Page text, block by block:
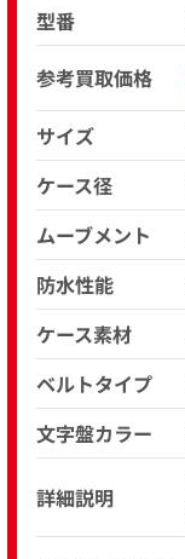
型番
参考買取価格
サイズ
ケース径
ムーブメント
防水性能
ケース素材
ベルトタイプ
文字盤カラー
詳細説明